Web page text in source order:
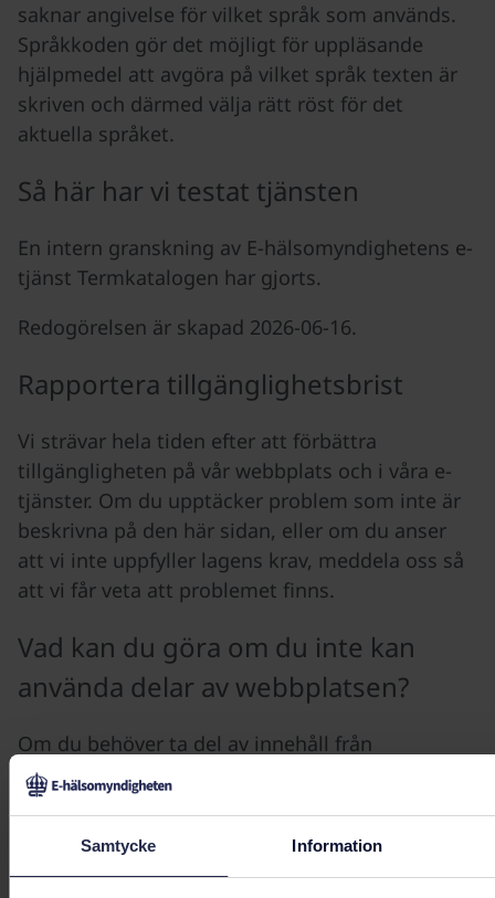
Samtycke Information
saknar angivelse för vilket språk som används.
Språkkoden gör det möjligt för uppläsande
hjälpmedel att avgöra på vilket språk texten är
skriven och därmed välja rätt röst för det
aktuella språket.
Så här har vi testat tjänsten
En intern granskning av E-hälsomyndighetens e-
tjänst Termkatalogen har gjorts.
Redogörelsen är skapad 2026-06-16.
Rapportera tillgänglighetsbrist
Vi strävar hela tiden efter att förbättra
tillgängligheten på vår webbplats och i våra e-
tjänster. Om du upptäcker problem som inte är
beskrivna på den här sidan, eller om du anser
att vi inte uppfyller lagens krav, meddela oss så
att vi får veta att problemet finns.
Vad kan du göra om du inte kan
använda delar av webbplatsen?
Om du behöver ta del av innehåll från
ehalsomyndigheten.se eller våra e-tjänster som
inte är tillgängligt för dig, men som är
kan du kontakta oss.